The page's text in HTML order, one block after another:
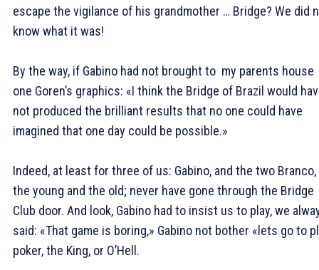
escape the vigilance of his grandmother … Bridge? We did
know what it was!
By the way, if Gabino had not brought to my parents house
one Goren’s graphics: «I think the Bridge of Brazil would
not produced the brilliant results that no one could have
imagined that one day could be possible.»
Indeed, at least for three of us: Gabino, and the two Branco,
the young and the old; never have gone through the Bridge
Club door. And look, Gabino had to insist us to play, we
said: «That game is boring,» Gabino not bother «lets go to
poker, the King, or O’Hell.